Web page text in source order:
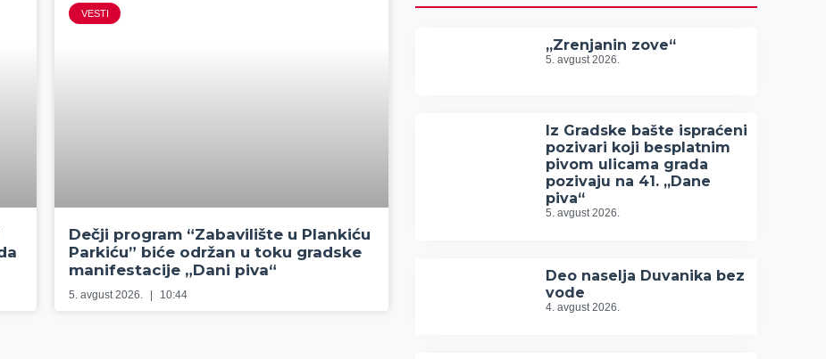
VESTI
Dečji program “Zabavilište u Plankiću
Parkiću” biće održan u toku gradske
manifestacije „Dani piva“
5. avgust 2026. 10:44
„Zrenjanin zove“
5. avgust 2026.
Iz Gradske bašte ispraćeni
pozivari koji besplatnim
pivom ulicama grada
pozivaju na 41. „Dane
piva“
5. avgust 2026.
Deo naselja Duvanika bez
vode
4. avgust 2026.